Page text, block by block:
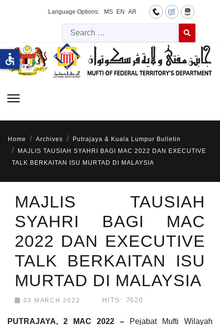
Language Options: MS EN AR
Type 2 or
Home Archives
Putrajaya & Kuala Lumpur Bulletin
MAJLIS TAUSIAH SYAHRI BAGI MAC 2022 DAN EXECUTIVE
TALK BERKAITAN ISU MURTAD DI MALAYSIA
MAJLIS TAUSIAH
SYAHRI BAGI MAC
2022 DAN EXECUTIVE
TALK BERKAITAN ISU
MURTAD DI MALAYSIA
03 MARCH 2022 HITS: 7620
PUTRAJAYA, 2 MAC 2022 –
Pejabat Mufti Wilayah
accessible